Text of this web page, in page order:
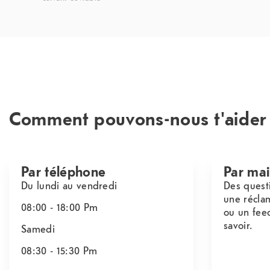
Comment pouvons-nous
Par téléphone
Du lundi au vendredi
08:00 - 18:00 Pm
Samedi
08:30 - 15:30 Pm
Par
Des
une
ou un
savoir.